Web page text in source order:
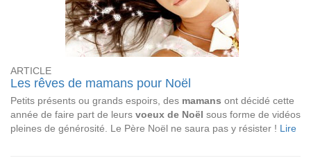
ARTICLE
Les rêves de mamans pour Noël
Petits présents ou grands espoirs, des mamans ont décidé cette
année de faire part de leurs voeux de Noël sous forme de vidéos
pleines de générosité. Le Père Noël ne saura pas y résister ! Lire